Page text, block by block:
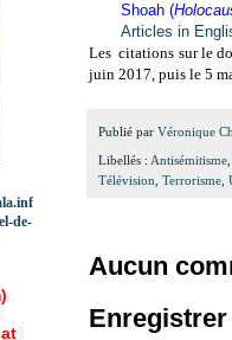
Shoah (
Articles in
Les citations sur le
juin 2017, puis le 5
Publié par Véronique
Libellés : Antisémitisme
Télévision Terrorisme
Aucun
de-